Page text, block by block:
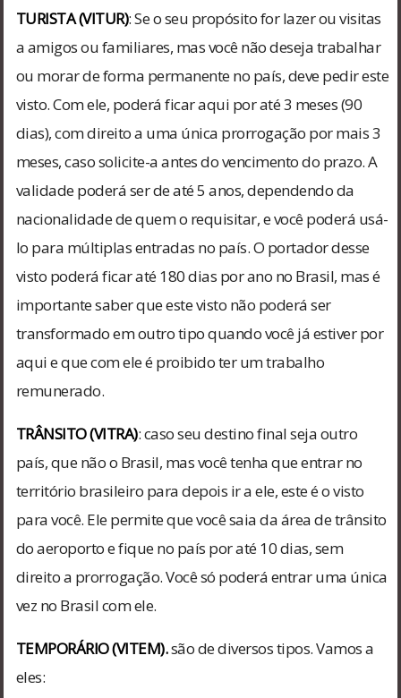
TURISTA (VITUR): Se o seu propósito for lazer ou visitas
a amigos ou familiares, mas você não deseja trabalhar
ou morar de forma permanente no país, deve pedir este
visto. Com ele, poderá ficar aqui por até 3 meses (90
dias), com direito a uma única prorrogação por mais 3
meses, caso solicite-a antes do vencimento do prazo. A
validade poderá ser de até 5 anos, dependendo da
nacionalidade de quem o requisitar, e você poderá usá-
lo para múltiplas entradas no país. O portador desse
visto poderá ficar até 180 dias por ano no Brasil, mas é
importante saber que este visto não poderá ser
transformado em outro tipo quando você já estiver por
aqui e que com ele é proibido ter um trabalho
remunerado.
TRÂNSITO (VITRA): caso seu destino final seja outro
país, que não o Brasil, mas você tenha que entrar no
território brasileiro para depois ir a ele, este é o visto
para você. Ele permite que você saia da área de trânsito
do aeroporto e fique no país por até 10 dias, sem
direito a prorrogação. Você só poderá entrar uma única
vez no Brasil com ele.
TEMPORÁRIO (VITEM).são de diversos tipos. Vamos a
eles: